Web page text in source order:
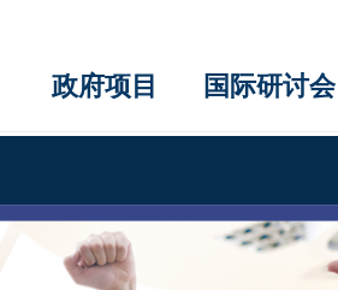
政府项目 国际研讨会